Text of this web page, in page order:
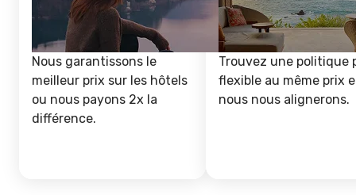
Nous garantissons le
meilleur prix sur les hôtels
ou nous payons 2x la
différence.
Trouvez une politique
flexible au même prix
nous nous alignerons.